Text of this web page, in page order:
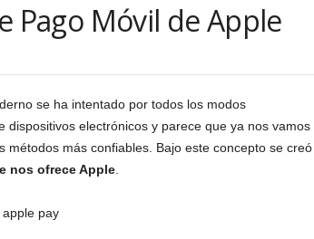
Pago Móvil de Apple
se ha intentado por todos los modos
electrónicos y parece que ya nos vamos
más confiables. Bajo este concepto se creó
nos ofrece Apple.